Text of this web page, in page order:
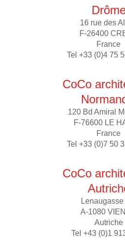
16 rue des
F-26400
France
Tel +33 (0)4 75
CoCo
120 Bd Amiral
F-76600 LE
France
Tel +33 (0)7 50
CoCo
Lenaugasse
A-1080
Autriche
Tel +43 (0)1